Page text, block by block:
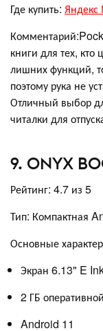
Где купить: Яндекс
книги для тех, кто
лишних функций,
поэтому рука не
Отличный выбор
читалки для
9. ONYX
Рейтинг: 4.7 из 5
Тип: Компактная
Основные
Экран 6.13" E
2 ГБ
Android 11